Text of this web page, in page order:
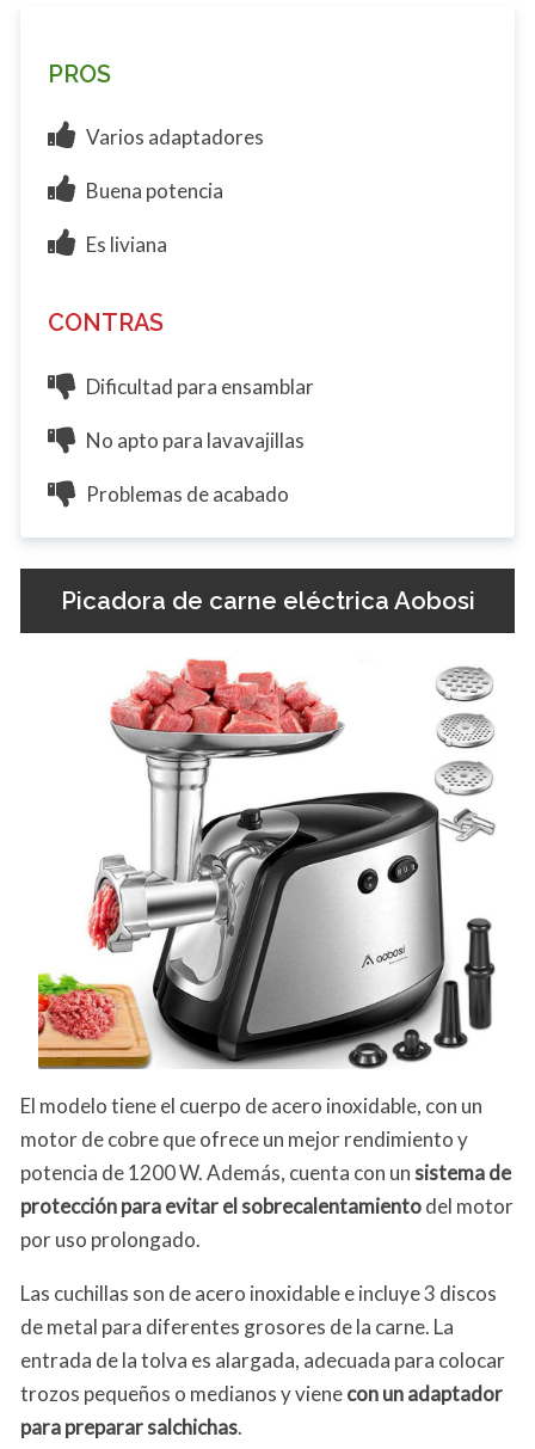
PROS
Varios adaptadores
Buena potencia
Es liviana
CONTRAS
Dificultad para ensamblar
No apto para lavavajillas
Problemas de acabado
Picadora de carne eléctrica Aobosi
El modelo tiene el cuerpo de acero inoxidable, con un
motor de cobre que ofrece un mejor rendimiento y
potencia de 1200 W. Además, cuenta con un sistema de
protección para evitar el sobrecalentamientodel motor
por uso prolongado.
Las cuchillas son de acero inoxidable e incluye 3 discos
de metal para diferentes grosores de la carne. La
entrada de la tolva es alargada, adecuada para colocar
trozos pequeños o medianos y vienecon un adaptador
para preparar salchichas.